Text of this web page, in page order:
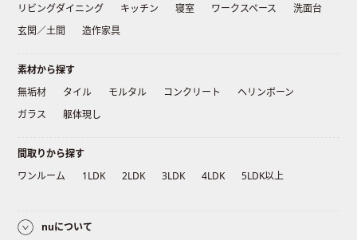
リビングダイニング
キッチン 寝室 ワークスペース
洗面台
玄関／土間
造作家具
素材から探す
無垢材
タイル モルタル コンクリート
ヘリンボーン
ガラス
躯体現し
間取りから探す
ワンルーム
1LDK 2LDK 3LDK 4LDK 5LDK以上
nuについて